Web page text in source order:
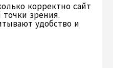
корректно сайт
точки зрения.
удобство и